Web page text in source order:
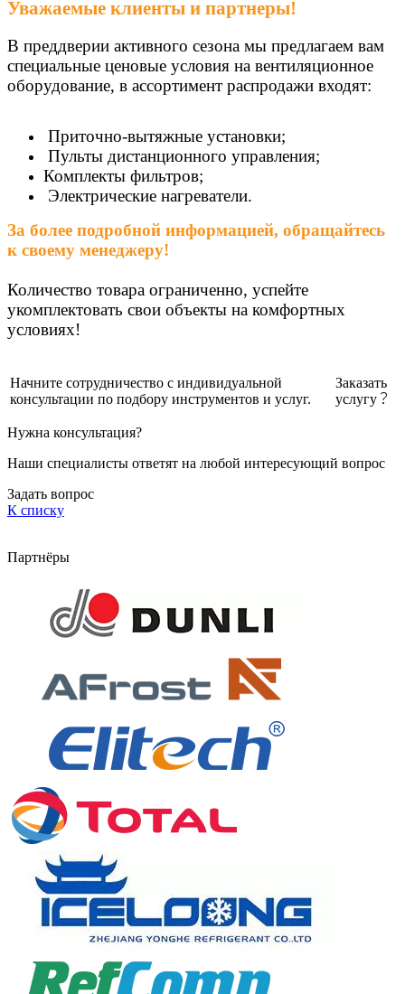
Уважаемые клиенты и партнеры!
В преддверии активного сезона мы предлагаем вам
специальные ценовые условия на вентиляционное
оборудование, в ассортимент распродажи входят:
Приточно-вытяжные установки;
Пульты дистанционного управления;
Комплекты фильтров;
Электрические нагреватели.
За более подробной информацией, обращайтесь
к своему менеджеру!
Количество товара ограниченно, успейте
укомплектовать свои объекты на комфортных
условиях!
Начните сотрудничество с индивидуальной
консультации по подбору инструментов и услуг.
Заказать
услугу
Нужна консультация?
Наши специалисты ответят на любой интересующий вопрос
Задать вопрос
К списку
Партнёры